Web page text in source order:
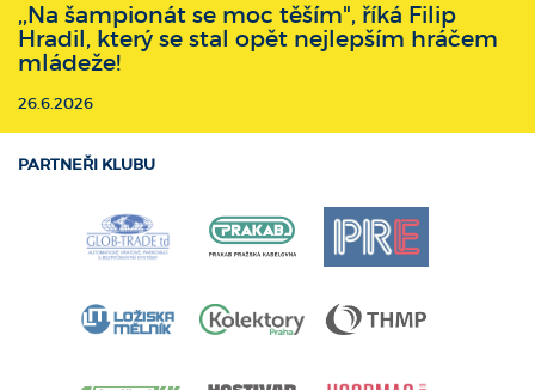
,,Na šampionát se moc těším", říká Filip
Hradil, který se stal opět nejlepším hráčem
mládeže!
26.6.2026
PARTNEŘI KLUBU